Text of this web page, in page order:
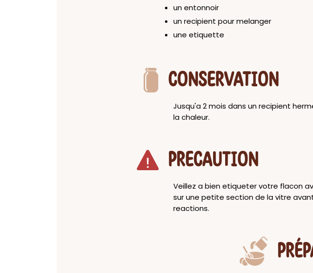
un entonnoir
un recipient pour melanger
une etiquette
CONSERVATION
Jusqu'a 2 mois dans un recipient
la chaleur.
PRECAUTION
Veillez a bien etiqueter votre flacon
sur une petite section de la vitre
reactions.